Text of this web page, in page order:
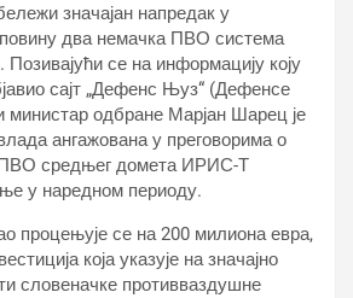
значајан напредак у
два немачка ПВО система
се на информацију коју
сајт „Дефенс Њуз“ (Дефенсе
министар одбране Марјан Шарец је
ангажована у преговорима о
средњег домета ИРИС-Т
у наредном периоду.
процењује се на 200 милиона евра,
која указује на значајно
словеначке противваздушне